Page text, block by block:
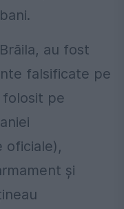
au fost
falsificate pe
folosit pe
oficiale),
și